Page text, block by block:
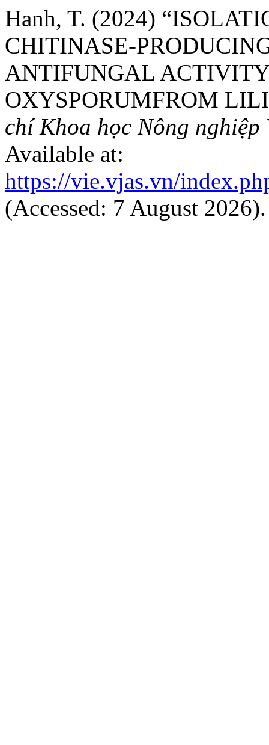
Hanh, T. (2024)
CHITINASE-
ANTIFUNGAL
OXYSPORUMFROM
chí Khoa học Nông nghiệp
Available at:
https://vie.vjas.vn/
(Accessed: 7 August 2026).